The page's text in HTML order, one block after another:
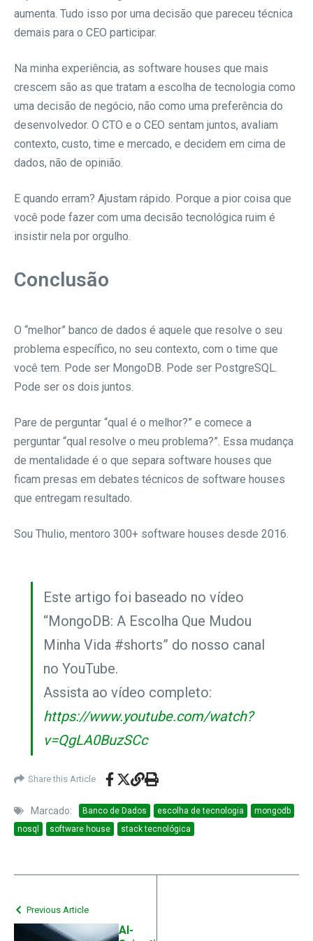
aumenta. Tudo isso por uma decisão que pareceu técnica
demais para o CEO participar.
Na minha experiência, as software houses que mais
crescem são as que tratam a escolha de tecnologia como
uma decisão de negócio, não como uma preferência do
desenvolvedor. O CTO e o CEO sentam juntos, avaliam
contexto, custo, time e mercado, e decidem em cima de
dados, não de opinião.
E quando erram? Ajustam rápido. Porque a pior coisa que
você pode fazer com uma decisão tecnológica ruim é
insistir nela por orgulho.
Conclusão
O “melhor” banco de dados é aquele que resolve o seu
problema específico, no seu contexto, com o time que
você tem. Pode ser MongoDB. Pode ser PostgreSQL.
Pode ser os dois juntos.
Pare de perguntar “qual é o melhor?” e comece a
perguntar “qual resolve o meu problema?”. Essa mudança
de mentalidade é o que separa software houses que
ficam presas em debates técnicos de software houses
que entregam resultado.
Sou Thulio, mentoro 300+ software houses desde 2016.
Este artigo foi baseado no vídeo
“MongoDB: A Escolha Que Mudou
Minha Vida #shorts” do nosso canal
no YouTube.
Assista ao vídeo completo:
https://www.youtube.com/watch?
v=QgLA0BuzSCc
Share this Article
Marcado: Banco de Dados escolha de tecnologia
mongodb
nosql
software house stack tecnológica
Previous Article
AI-